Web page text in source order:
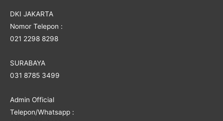
DKI JAKARTA
Nomor Telepon :
021 2298 8298
SURABAYA
031 8785 3499
Admin Official
Telepon/Whatsapp :